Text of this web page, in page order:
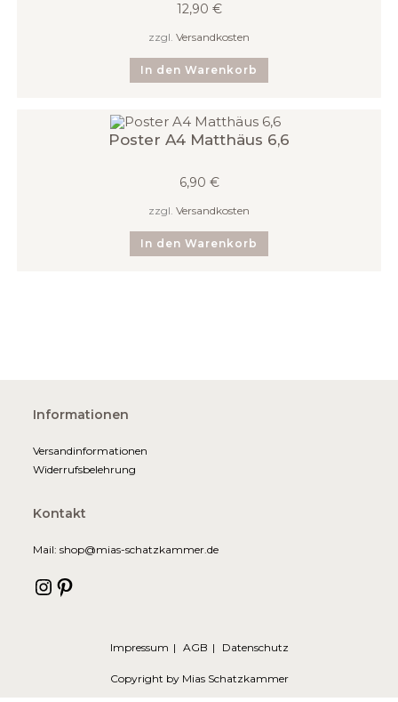
12,90 €
zzgl. Versandkosten
In den Warenkorb
Poster A4 Matthäus 6,6
6,90 €
zzgl. Versandkosten
In den Warenkorb
Informationen
Versandinformationen
Widerrufsbelehrung
Kontakt
Mail: shop@mias-schatzkammer.de
Instagram
Pinterest
Impressum AGB Datenschutz
Copyright by Mias Schatzkammer